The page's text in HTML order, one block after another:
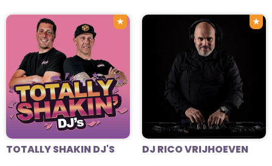
★
TOTALLY SHAKIN DJ'S
★
DJ RICO VRIJHOEVEN